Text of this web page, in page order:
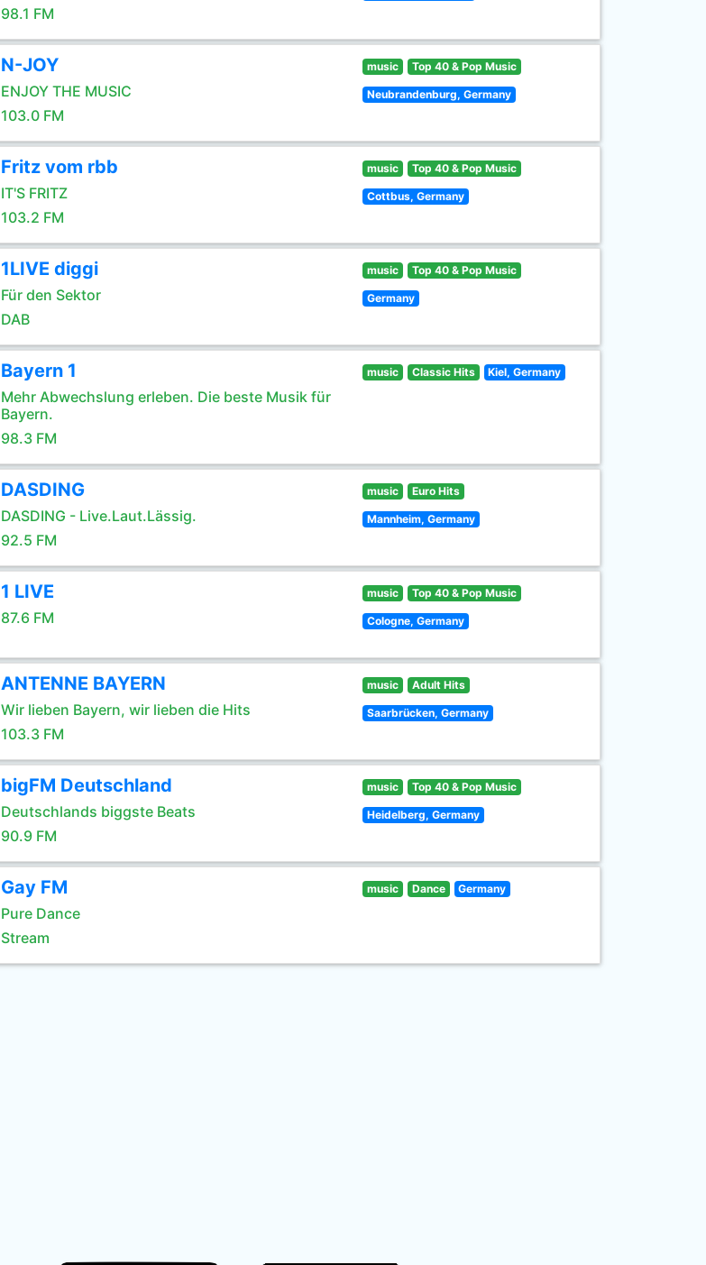
98.1 FM
N-JOY
ENJOY THE MUSIC
103.0 FM
music Top 40 & Pop Music
Neubrandenburg, Germany
Fritz vom rbb
IT'S FRITZ
103.2 FM
music Top 40 & Pop Music
Cottbus, Germany
1LIVE diggi
Für den Sektor
DAB
music Top 40 & Pop Music
Germany
Bayern 1
Mehr Abwechslung erleben. Die beste Musik für
Bayern.
98.3 FM
music Classic Hits Kiel, Germany
DASDING
DASDING - Live.Laut.Lässig.
92.5 FM
music Euro Hits
Mannheim, Germany
1 LIVE
87.6 FM
music Top 40 & Pop Music
Cologne, Germany
ANTENNE BAYERN
Wir lieben Bayern, wir lieben die Hits
103.3 FM
music Adult Hits
Saarbrücken, Germany
bigFM Deutschland
Deutschlands biggste Beats
90.9 FM
music Top 40 & Pop Music
Heidelberg, Germany
Gay FM
Pure Dance
Stream
music Dance Germany